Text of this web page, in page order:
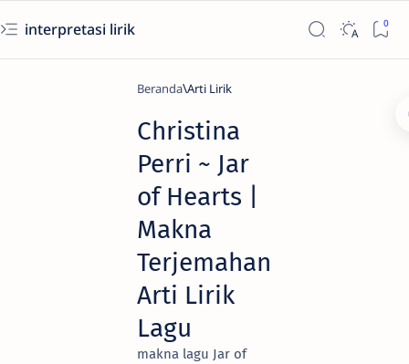
interpretasi lirik
Beranda Arti Lirik
Christina
Perri ~ Jar
of Hearts |
Makna
Terjemahan
Arti Lirik
Lagu
makna lagu Jar of